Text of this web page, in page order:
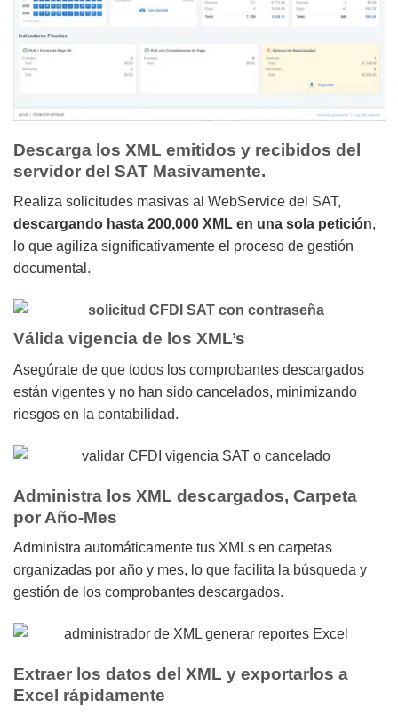
Descarga los XML emitidos y recibidos del
servidor del SAT Masivamente.
Realiza solicitudes masivas al WebService del SAT,
descargando hasta 200,000 XML en una sola petición,
lo que agiliza significativamente el proceso de gestión
documental.
Válida vigencia de los XML’s
Asegúrate de que todos los comprobantes descargados
están vigentes y no han sido cancelados, minimizando
riesgos en la contabilidad.
Administra los XML descargados, Carpeta
por Año-Mes
Administra automáticamente tus XMLs en carpetas
organizadas por año y mes, lo que facilita la búsqueda y
gestión de los comprobantes descargados.
Extraer los datos del XML y exportarlos a
Excel rápidamente